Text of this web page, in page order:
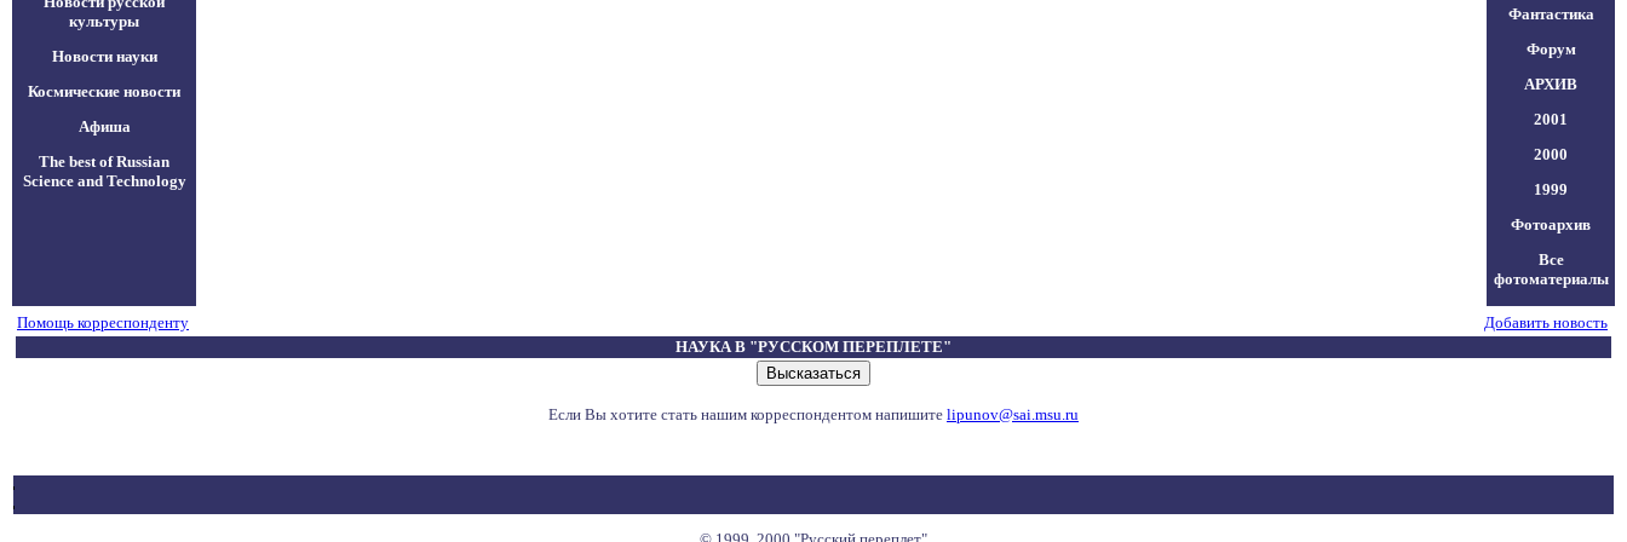
культуры
Новости науки
Космические новости
Афиша
The best of Russian
Science and Technology
Фантастика
Форум
АРХИВ
2001
2000
1999
Фотоархив
Все
фотоматериалы
Помощь корреспонденту
Добавить новость
НАУКА В "РУССКОМ ПЕРЕПЛЕТЕ"
Если Вы хотите стать нашим корреспондентом напишите lipunov@sai.msu.ru